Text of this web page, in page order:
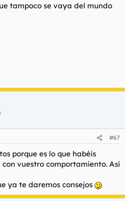
tampoco se vaya del mundo
#67
porque es lo que habéis
vuestro comportamiento. Así
ya te daremos consejos